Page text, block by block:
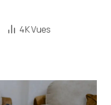
4KVues